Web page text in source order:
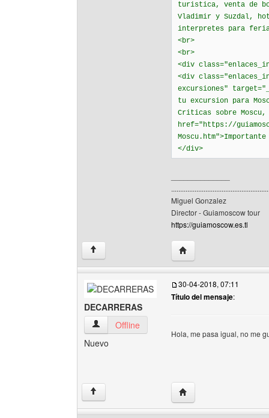
turistica, venta de
Vladimir y Suzdal,
interpretes para
<br>
<br>
<div
<div
excursiones"
tu excursion para
Criticas sobre
href="https://
</div>
Miguel Gonzalez
Director - Guiamoscow tour
https://guiamoscow.es.tl
↑ Visitar sitio web del
DECARRERAS
DECARRERAS Ver perfil del usuario
Offline
Nuevo
30-04-2018, 07:11
Título del mensaje:
Hola, me pasa igual, no me
↑ Visitar sitio web del